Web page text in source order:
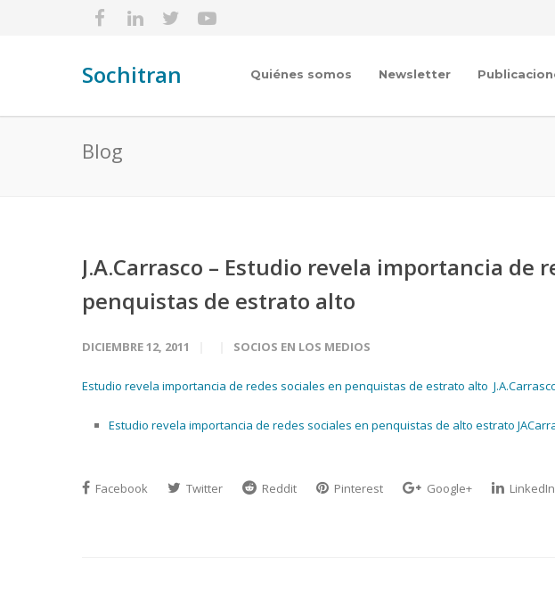
Sochitran Quiénes somos Newsletter
Blog
J.A.Carrasco – Estudio revela importancia de
penquistas de estrato alto
DICIEMBRE 12, 2011 SOCIOS EN LOS MEDIOS
Estudio revela importancia de redes sociales en penquistas de estrato alto
Estudio revela importancia de redes sociales en penquistas de alto estrato
Facebook Twitter Reddit Pinterest Google+ LinkedIn